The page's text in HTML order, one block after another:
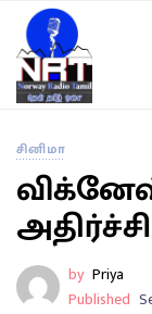
சினிமா
by Priya
Published